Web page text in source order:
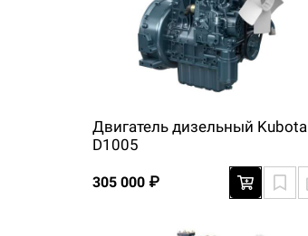
Двигатель дизельный Kubota
D1005
305 000 ₽